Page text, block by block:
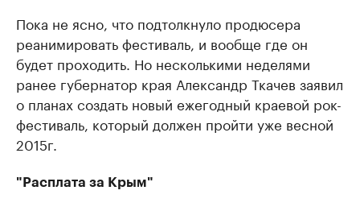
Пока не ясно, что подтолкнуло продюсера
реанимировать фестиваль, и вообще где он
будет проходить. Но несколькими неделями
ранее губернатор края Александр Ткачев заявил
о планах создать новый ежегодный краевой рок-
фестиваль, который должен пройти уже весной
2015г.
"Расплата за Крым"